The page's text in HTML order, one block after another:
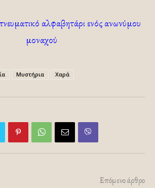
αλφαβητάρι ενός ανωνύμου
μοναχού
Μυστήρια Χαρά
Επόμενο άρθρο